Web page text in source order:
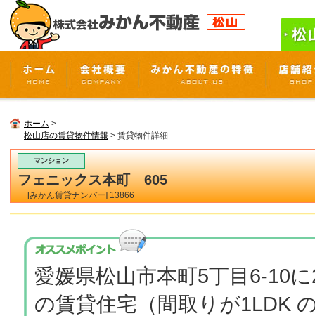
ホーム >
松山店の賃貸物件情報 > 賃貸物件詳細
マンション
フェニックス本町 605
[みかん賃貸ナンバー] 13866
愛媛県松山市本町5丁目6-10
の賃貸住宅（間取りが1LDK